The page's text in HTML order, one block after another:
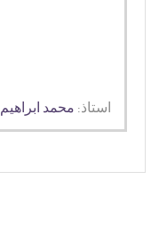
استاذ: محمد ابراهيم